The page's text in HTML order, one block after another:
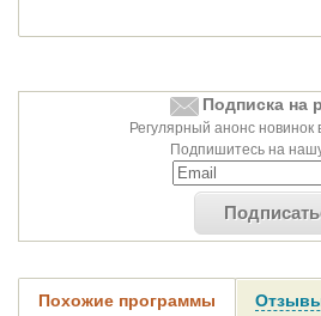
Подписка на
Регулярный анонс новинок
Подпишитесь на
Похожие программы